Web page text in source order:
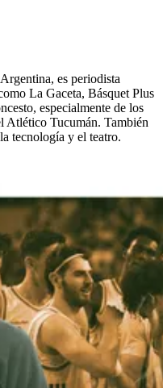
es periodista
La Gaceta, Básquet Plus
especialmente de los
Atlético Tucumán. También
tecnología y el teatro.